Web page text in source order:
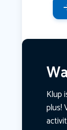
Klup
plus!